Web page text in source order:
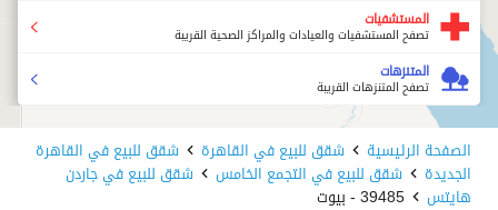
المستشفيات
تصفح المستشفيات والعيادات والمراكز الصحية القريبة
المتنزهات
تصفح المتنزهات القريبة
الصفحة الرئيسية شقق للبيع في القاهرة شقق للبيع في القاهرة
الجديدة شقق للبيع في التجمع الخامس شقق للبيع في جاردن
هايتس 39485 - بيوت